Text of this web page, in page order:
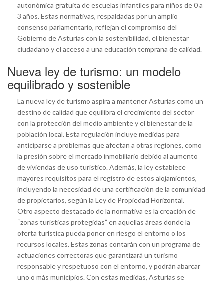
autonómica gratuita de escuelas infantiles para niños de 0 a
3 años. Estas normativas, respaldadas por un amplio
consenso parlamentario, reflejan el compromiso del
Gobierno de Asturias con la sostenibilidad, el bienestar
ciudadano y el acceso a una educación temprana de calidad.
Nueva ley de turismo: un modelo
equilibrado y sostenible
La nueva ley de turismo aspira a mantener Asturias como un
destino de calidad que equilibra el crecimiento del sector
con la protección del medio ambiente y el bienestar de la
población local. Esta regulación incluye medidas para
anticiparse a problemas que afectan a otras regiones, como
la presión sobre el mercado inmobiliario debido al aumento
de viviendas de uso turístico. Además, la ley establece
mayores requisitos para el registro de estos alojamientos,
incluyendo la necesidad de una certificación de la comunidad
de propietarios, según la Ley de Propiedad Horizontal.
Otro aspecto destacado de la normativa es la creación de
“zonas turísticas protegidas” en aquellas áreas donde la
oferta turística pueda poner en riesgo el entorno o los
recursos locales. Estas zonas contarán con un programa de
actuaciones correctoras que garantizará un turismo
responsable y respetuoso con el entorno, y podrán abarcar
uno o más municipios. Con estas medidas, Asturias se